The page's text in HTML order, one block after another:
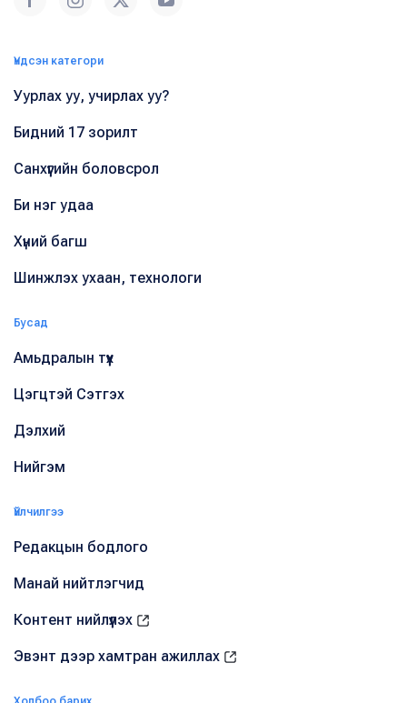
Үндсэн категори
Уурлах уу, учирлах уу?
Бидний 17 зорилт
Санхүүгийн боловсрол
Би нэг удаа
Хүний багш
Шинжлэх ухаан, технологи
Бусад
Амьдралын түүх
Цэгцтэй Сэтгэх
Дэлхий
Нийгэм
Үйлчилгээ
Редакцын бодлого
Манай нийтлэгчид
Контент нийлүүлэх
Эвэнт дээр хамтран ажиллах